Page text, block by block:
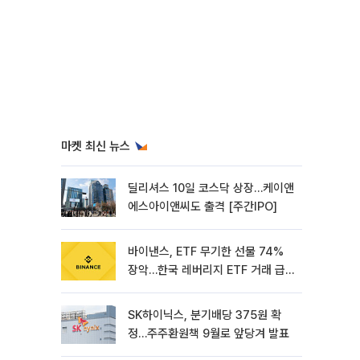
마켓 최신 뉴스
딜리셔스 10일 코스닥 상장…케이앤
에스아이앤씨도 출격 [주간IPO]
바이낸스, ETF 무기한 선물 74%
장악…한국 레버리지 ETF 거래 급
SK하이닉스, 분기배당 375원 확
정…주주환원책 9월로 앞당겨 발표